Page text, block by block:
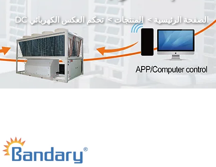
الصفحة الرئيسية>المنتجات>تحكم العكس الكهربائي DC